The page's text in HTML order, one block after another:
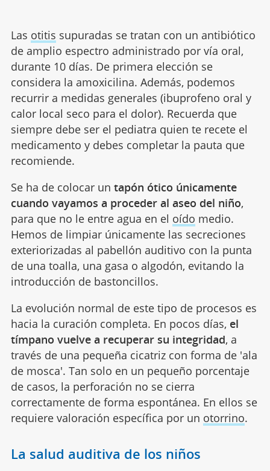
Las otitis supuradas se tratan con un antibiótico
de amplio espectro administrado por vía oral,
durante 10 días. De primera elección se
considera la amoxicilina. Además, podemos
recurrir a medidas generales (ibuprofeno oral y
calor local seco para el dolor). Recuerda que
siempre debe ser el pediatra quien te recete el
medicamento y debes completar la pauta que
recomiende.
Se ha de colocar un tapón ótico únicamente
cuando vayamos a proceder al aseo del niño,
para que no le entre agua en el oído medio.
Hemos de limpiar únicamente las secreciones
exteriorizadas al pabellón auditivo con la punta
de una toalla, una gasa o algodón, evitando la
introducción de bastoncillos.
La evolución normal de este tipo de procesos es
hacia la curación completa. En pocos días, el
tímpano vuelve a recuperar su integridad, a
través de una pequeña cicatriz con forma de 'ala
de mosca'. Tan solo en un pequeño porcentaje
de casos, la perforación no se cierra
correctamente de forma espontánea. En ellos se
requiere valoración específica por un otorrino.
La salud auditiva de los niños